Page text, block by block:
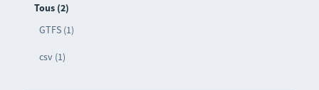
Tous (2)
GTFS (1)
csv (1)